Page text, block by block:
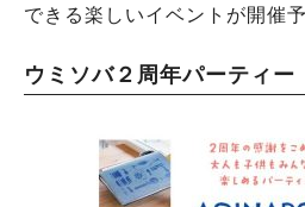
できる楽しいイベントが開催
ウミソバ２周年パーティー